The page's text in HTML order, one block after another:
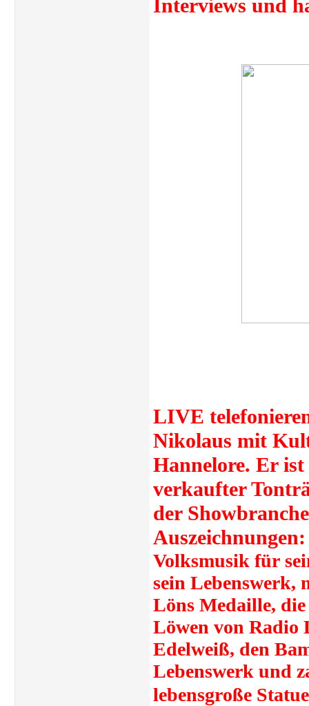
Interviews und
LIVE
Nikolaus mit
Hannelore. Er
verkaufter
der
Auszeichnungen:
Volksmusik für
sein Lebenswerk,
Löns Medaille, die
Löwen von Radio
Edelweiß, den
Lebenswerk und
lebensgroße